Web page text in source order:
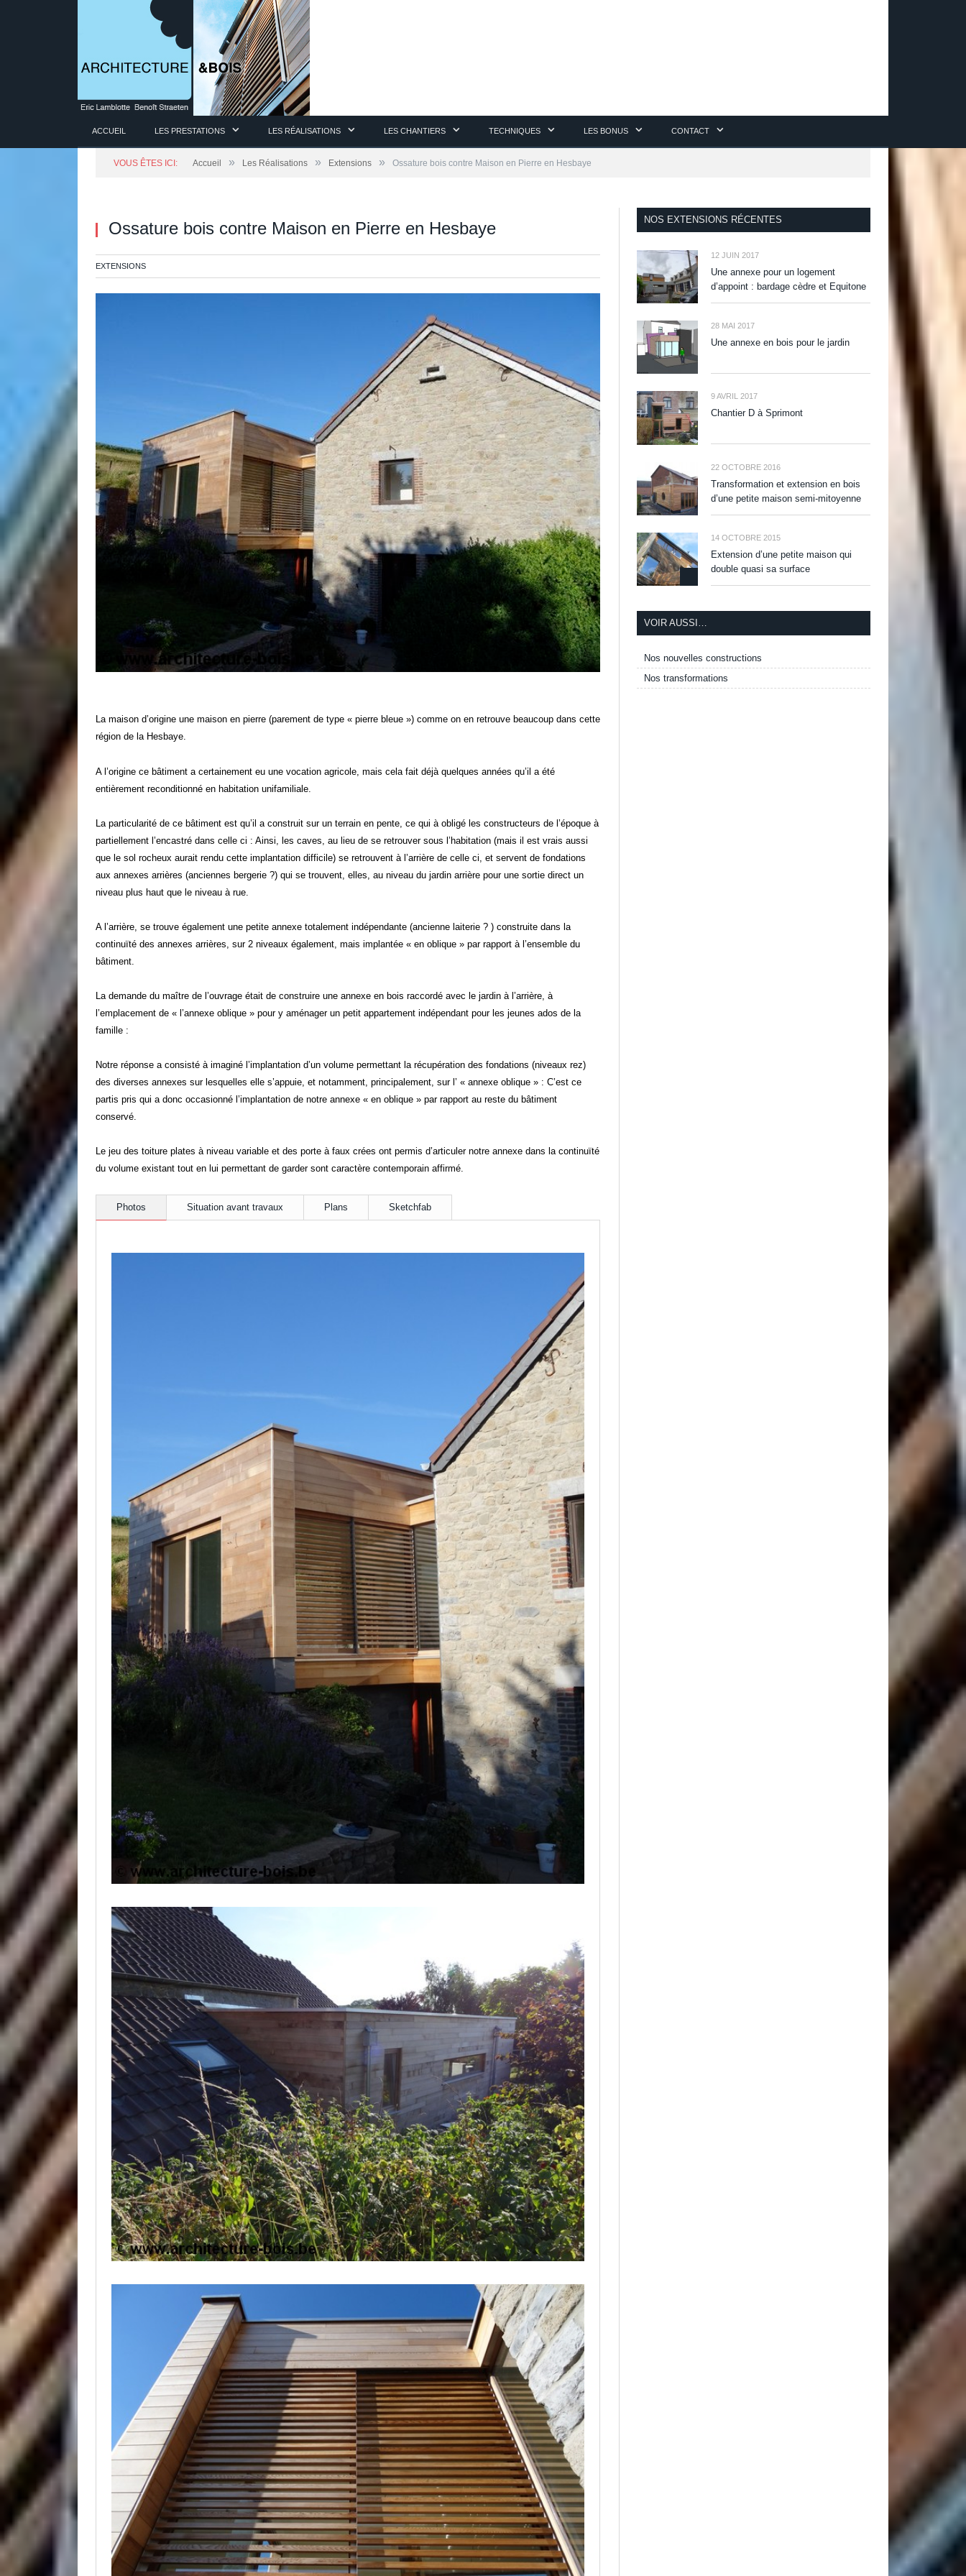
ACCUEIL LES PRESTATIONS LES RÉALISATIONS LES CHANTIERS TECHNIQUES LES BONUS CONTACT
VOUS ÊTES ICI: Accueil » Les Réalisations » Extensions » Ossature bois contre Maison en Pierre en Hesbaye
Ossature bois contre Maison en Pierre en Hesbaye
EXTENSIONS
La maison d’origine une maison en pierre (parement de type « pierre bleue ») comme on en retrouve beaucoup dans cette
région de la Hesbaye.
A l’origine ce bâtiment a certainement eu une vocation agricole, mais cela fait déjà quelques années qu’il a été
entièrement reconditionné en habitation unifamiliale.
La particularité de ce bâtiment est qu’il a construit sur un terrain en pente, ce qui à obligé les constructeurs de l’époque à
partiellement l’encastré dans celle ci : Ainsi, les caves, au lieu de se retrouver sous l’habitation (mais il est vrais aussi
que le sol rocheux aurait rendu cette implantation difficile) se retrouvent à l’arrière de celle ci, et servent de fondations
aux annexes arrières (anciennes bergerie ?) qui se trouvent, elles, au niveau du jardin arrière pour une sortie direct un
niveau plus haut que le niveau à rue.
A l’arrière, se trouve également une petite annexe totalement indépendante (ancienne laiterie ? ) construite dans la
continuïté des annexes arrières, sur 2 niveaux également, mais implantée « en oblique » par rapport à l’ensemble du
bâtiment.
La demande du maître de l’ouvrage était de construire une annexe en bois raccordé avec le jardin à l’arrière, à
l’emplacement de « l’annexe oblique » pour y aménager un petit appartement indépendant pour les jeunes ados de la
famille :
Notre réponse a consisté à imaginé l’implantation d’un volume permettant la récupération des fondations (niveaux rez)
des diverses annexes sur lesquelles elle s’appuie, et notamment, principalement, sur l’ « annexe oblique » : C’est ce
partis pris qui a donc occasionné l’implantation de notre annexe « en oblique » par rapport au reste du bâtiment
conservé.
Le jeu des toiture plates à niveau variable et des porte à faux crées ont permis d’articuler notre annexe dans la continuïté
du volume existant tout en lui permettant de garder sont caractère contemporain affirmé.
Photos Situation avant travaux Plans Sketchfab
NOS EXTENSIONS RÉCENTES
12 JUIN 2017
Une annexe pour un logement
d’appoint : bardage cèdre et Equitone
28 MAI 2017
Une annexe en bois pour le jardin
9 AVRIL 2017
Chantier D à Sprimont
22 OCTOBRE 2016
Transformation et extension en bois
d’une petite maison semi-mitoyenne
14 OCTOBRE 2015
Extension d’une petite maison qui
double quasi sa surface
VOIR AUSSI…
Nos nouvelles constructions
Nos transformations